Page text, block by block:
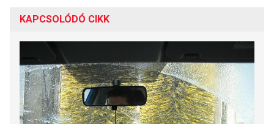
KAPCSOLÓDÓ CIKK